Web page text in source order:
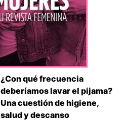
¿Con qué frecuencia
deberíamos lavar el pijama?
Una cuestión de higiene,
salud y descanso